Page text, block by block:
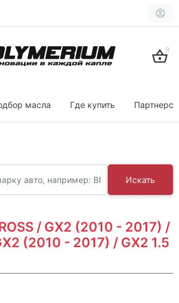
0
масла Где купить
Искать
/ GX2 (2010 - 2017) /
(2010 - 2017) / GX2 1.5